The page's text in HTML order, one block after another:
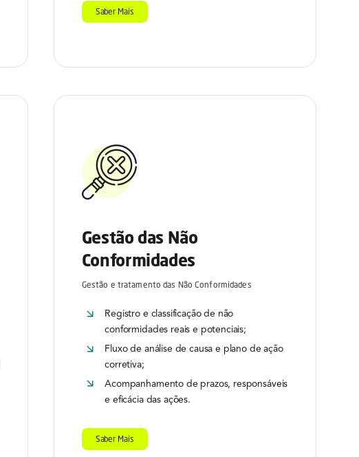
Saber Mais
Gestão das Não
Conformidades
Gestão e tratamento das Não Conformidades
Registro e classificação de não
conformidades reais e potenciais;
Fluxo de análise de causa e plano de ação
corretiva;
Acompanhamento de prazos, responsáveis
e eficácia das ações.
Saber Mais